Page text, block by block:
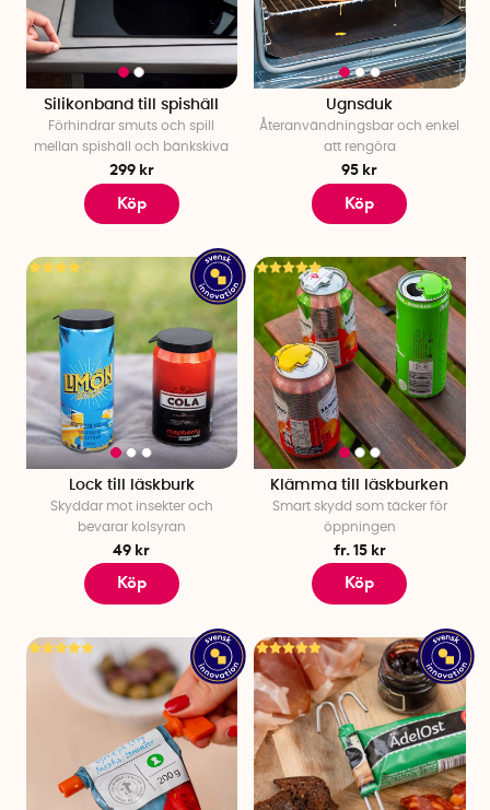
ergonomiska handtag. Smarta hjälpmedel som gör det
enklare för dig att skära och uträtta andra sysslor i köket. Vi
har även ett smart handtag till PET-flaskan som ger ett
stadigt grepp om flaskan. Missa inte heller våra olika pressar,
smart utformade för att det ska vara enkelt att pressa
potatis, citrusfrukter och vitlök.
Med smarta hjälpmedel kan alla hjälpa till i köket. Välj
ergonomiska hjälpmedel i köket för en enklare och säkrare
Silikonband till spishäll
Förhindrar smuts och spill
mellan spishäll och bänkskiva
299 kr
Köp
Ugnsduk
Återanvändningsbar och enkel
att rengöra
95 kr
Köp
Lock till läskburk
Skyddar mot insekter och
bevarar kolsyran
49 kr
Köp
Klämma till läskburken
Smart skydd som täcker för
öppningen
fr. 15 kr
Köp